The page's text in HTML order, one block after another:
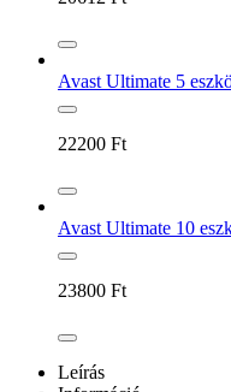
Avast Ultimate 5
22200 Ft
Avast Ultimate 10
23800 Ft
Leírás